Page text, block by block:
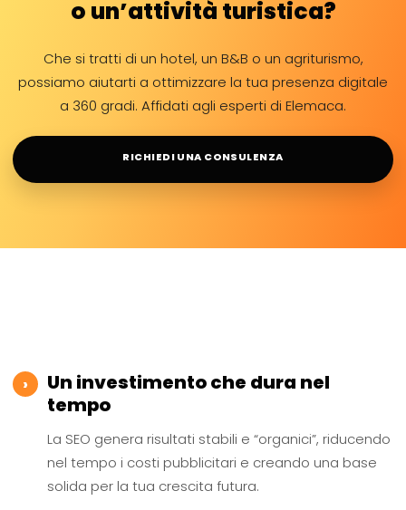
o un’attività turistica?
Che si tratti di un hotel, un B&B o un agriturismo,
possiamo aiutarti a ottimizzare la tua presenza digitale
a 360 gradi. Affidati agli esperti di Elemaca.
RICHIEDI UNA CONSULENZA
›
Un investimento che dura nel
tempo
La SEO genera risultati stabili e “organici”, riducendo
nel tempo i costi pubblicitari e creando una base
solida per la tua crescita futura.